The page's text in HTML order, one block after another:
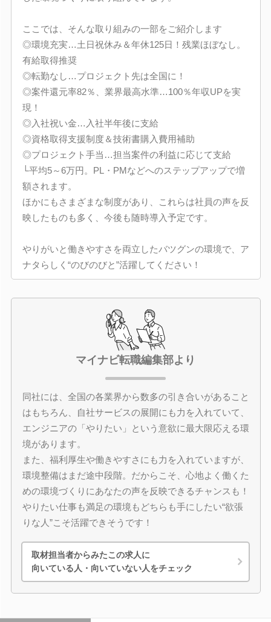
ここでは、そんな取り組みの一部をご紹介します
◎環境充実…土日祝休み＆年休125日！残業ほぼなし。
有給取得推奨
◎転勤なし…プロジェクト先は全国に！
◎案件還元率82％、業界最高水準…100％年収UPを実
現！
◎入社祝い金…入社半年後に支給
◎資格取得支援制度＆技術書購入費用補助
◎プロジェクト手当…担当案件の利益に応じて支給
└平均5～6万円。PL・PMなどへのステップアップで増
額されます。
ほかにもさまざまな制度があり、これらは社員の声を反
映したものも多く、今後も随時導入予定です。
やりがいと働きやすさを両立したバツグンの環境で、ア
ナタらしく“のびのびと”活躍してください！
マイナビ転職編集部より
同社には、全国の各業界から数多の引き合いがあること
はもちろん、自社サービスの展開にも力を入れていて、
エンジニアの「やりたい」という意欲に最大限応える環
境があります。
また、福利厚生や働きやすさにも力を入れていますが、
環境整備はまだ途中段階。だからこそ、心地よく働くた
めの環境づくりにあなたの声を反映できるチャンスも！
やりたい仕事も満足の環境もどちらも手にしたい“欲張
りな人”こそ活躍できそうです！
取材担当者からみたこの求人に
向いている人・向いていない人をチェック